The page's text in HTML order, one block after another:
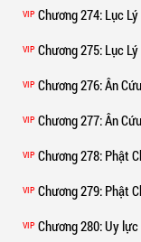
VIP Chương 274: Lục
VIP Chương 275: Lục
VIP Chương 276: Ân
VIP Chương 277: Ân
VIP Chương 278: Phật
VIP Chương 279: Phật
VIP Chương 280: Uy